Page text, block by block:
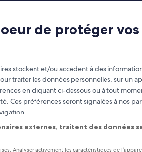
récompenses pour
séjournée
de protéger vos
stockent et/ou accèdent à des
traiter les données personnelles, sur un
en cliquant ci-dessous ou à tout
Ces préférences seront signalées à nos
externes, traitent des données
Analyser activement les caractéristiques de